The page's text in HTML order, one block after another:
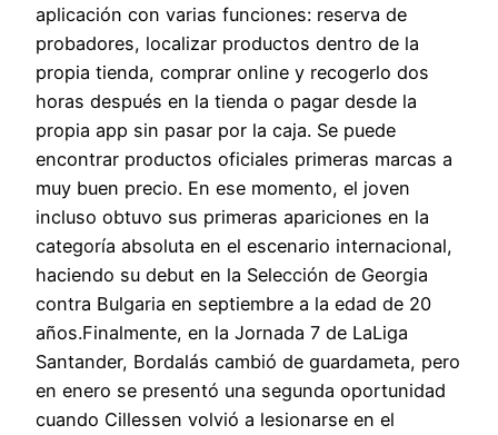
aplicación con varias funciones: reserva de
probadores, localizar productos dentro de la
propia tienda, comprar online y recogerlo dos
horas después en la tienda o pagar desde la
propia app sin pasar por la caja. Se puede
encontrar productos oficiales primeras marcas a
muy buen precio. En ese momento, el joven
incluso obtuvo sus primeras apariciones en la
categoría absoluta en el escenario internacional,
haciendo su debut en la Selección de Georgia
contra Bulgaria en septiembre a la edad de 20
años.Finalmente, en la Jornada 7 de LaLiga
Santander, Bordalás cambió de guardameta, pero
en enero se presentó una segunda oportunidad
cuando Cillessen volvió a lesionarse en el